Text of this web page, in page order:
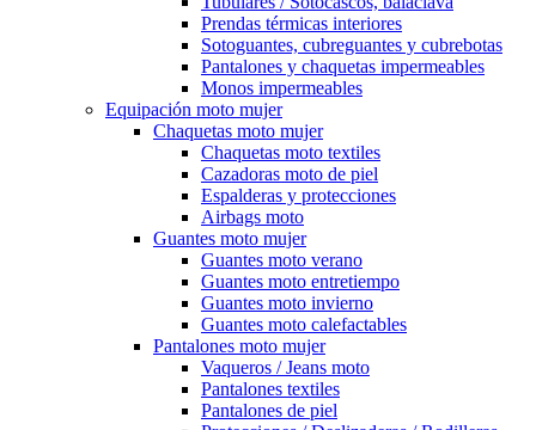
Prendas térmicas interiores
Sotoguantes, cubreguantes y cubrebotas
Pantalones y chaquetas impermeables
Monos impermeables
Equipación moto mujer
Chaquetas moto mujer
Chaquetas moto textiles
Cazadoras moto de piel
Espalderas y protecciones
Airbags moto
Guantes moto mujer
Guantes moto verano
Guantes moto entretiempo
Guantes moto invierno
Guantes moto calefactables
Pantalones moto mujer
Vaqueros / Jeans moto
Pantalones textiles
Pantalones de piel